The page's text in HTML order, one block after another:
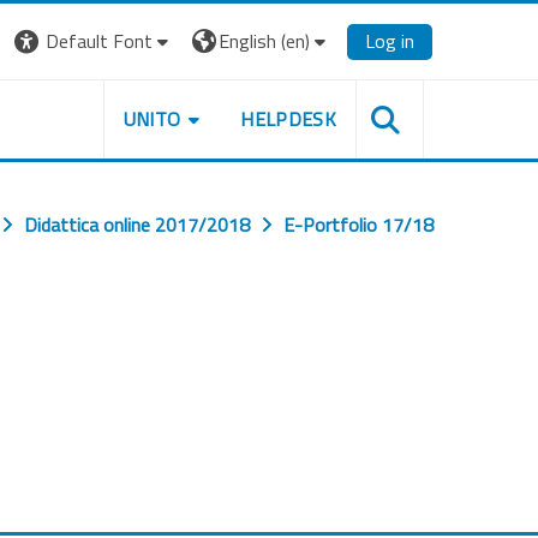
Default Font
English ‎(en)‎ Log in
UNITO HELPDESK
Didattica online 2017/2018
E-Portfolio 17/18